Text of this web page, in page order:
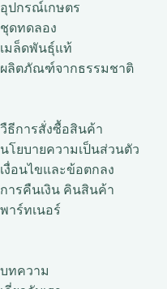
อุปกรณ์เกษตร
ชุดทดลอง
เมล็ดพันธุ์แท้
ผลิตภัณฑ์จากธรรมชาติ
วืธีการสั่งซื้อสินค้า
นโยบายความเป็นส่วนตัว
เงื่อนไขและข้อตกลง
การคืนเงิน คินสินค้า
พาร์ทเนอร์
บทความ